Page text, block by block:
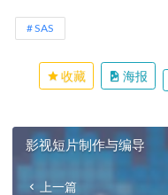
SAS
收藏 海报
影视短片制作与编导
上一篇